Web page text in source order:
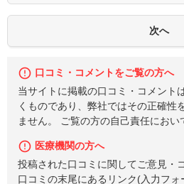
口コミ・コメントをご覧の方へ
当サイトに掲載の口コミ・コメント
くものであり、弊社ではその正確性
ません。 ご覧の方の自己責任におい
医療機関の方へ
投稿された口コミに関してご意見・
口コミの末尾にあるリンク(入力フ